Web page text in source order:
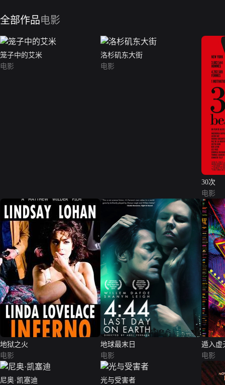
全部作品电影
笼子中的艾米
电影
洛杉矶东大街
电影
30次
电影
地狱之火
电影
地球最末日
电影
遁入虚
电影
尼奥·凯塞迪
光与受害者